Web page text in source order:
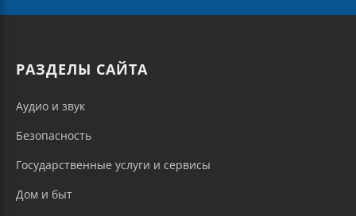
РАЗДЕЛЫ САЙТА
Аудио и звук
Безопасность
Государственные услуги и сервисы
Дом и быт